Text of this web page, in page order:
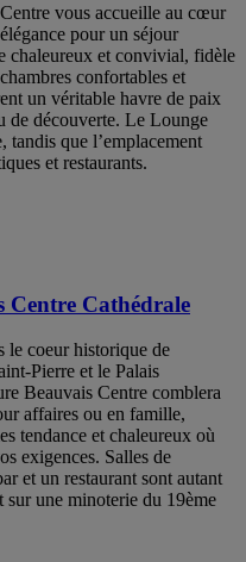
vous accueille au cœur
pour un séjour
chaleureux et convivial, fidèle
confortables et
un véritable havre de paix
de découverte. Le Lounge
que l’emplacement
et restaurants.
Centre Cathédrale
le coeur historique de
Pierre et le Palais
Beauvais Centre comblera
affaires ou en famille,
tendance et chaleureux où
exigences. Salles de
et un restaurant sont autant
une minoterie du 19ème